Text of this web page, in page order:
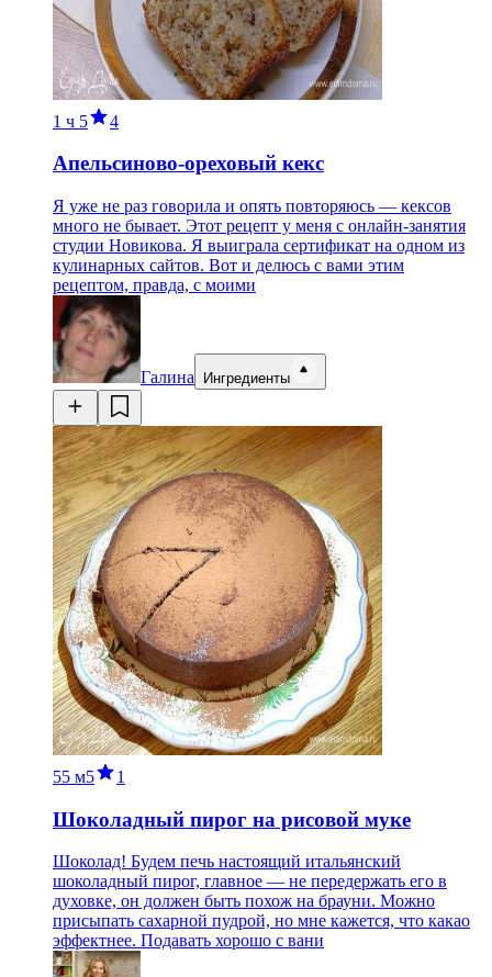
1 ч 5 4
Апельсиново-ореховый кекс
Я уже не раз говорила и опять повторяюсь — кексов
много не бывает. Этот рецепт у меня с онлайн-занятия
студии Новикова. Я выиграла сертификат на одном из
кулинарных сайтов. Вот и делюсь с вами этим
рецептом, правда, с моими
Галина Ингредиенты
55 м5 1
Шоколадный пирог на рисовой муке
Шоколад! Будем печь настоящий итальянский
шоколадный пирог, главное — не передержать его в
духовке, он должен быть похож на брауни. Можно
присыпать сахарной пудрой, но мне кажется, что какао
эффектнее. Подавать хорошо с вани